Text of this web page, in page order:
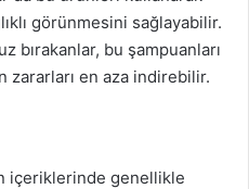
görünmesini sağlayabilir.
bırakanlar, bu şampuanları
zararları en aza indirebilir.
içeriklerinde genellikle